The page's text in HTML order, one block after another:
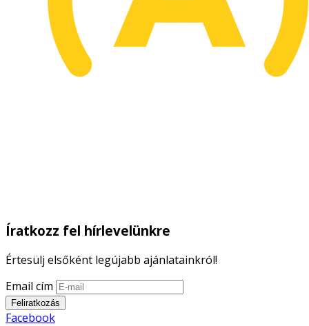
Íratkozz fel hírlevelünkre
Értesülj elsőként legújabb ajánlatainkról!
Email cím
Feliratkozás
Facebook